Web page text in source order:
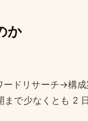
か
ードリサーチ→構
で少なくとも 2